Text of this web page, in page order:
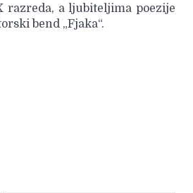
razreda, a ljubiteljima poezije
bend „Fjaka“.